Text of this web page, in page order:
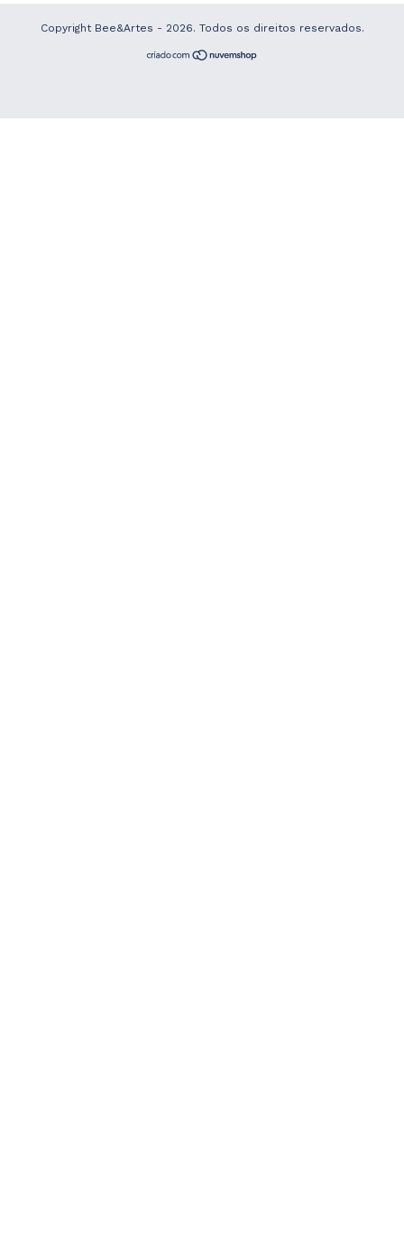
Copyright Bee&Artes - 2026. Todos os direitos reservados.